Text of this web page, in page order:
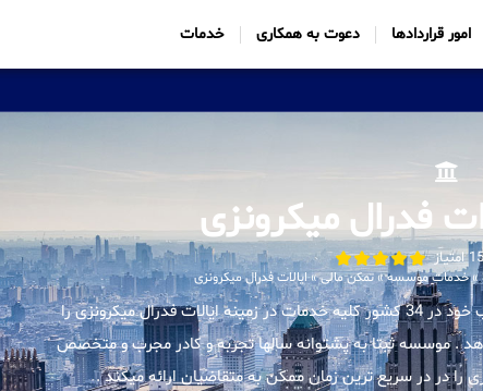
امور قراردادها دعوت به همکاری خدمات
فدرال میکرونزی
»خدمات موسسه»تمکن مالی»ایالات فدرال میکرونزی
موسسه بین المللی ثبتا (Sabtta Group) با ایجاد شعب خود در 34 کشور کلیه خدمات در زمینه ایالات فدرال میکرونزی را
. موسسه ثبتا به پشتوانه سالها تجربه و کادر مجرب و متخصص
را در در سریع ترین زمان ممکن به متقاضیان ارائه میکند .